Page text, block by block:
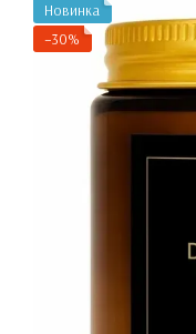
Новинка
−30%